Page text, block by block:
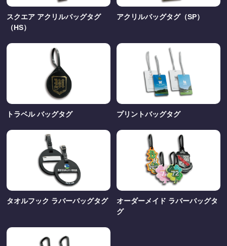
スクエア アクリルバッグタグ
（HS）
アクリルバッグタグ（SP）
トラベル バッグタグ プリントバッグタグ
タオルフック ラバーバッグタグ
オーダーメイド ラバーバッグタ
グ